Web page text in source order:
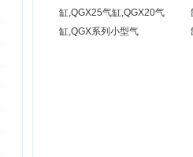
缸,QGX25气缸,QGX20气
缸,QGX系列小型气